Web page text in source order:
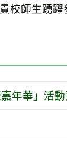
校師生踴躍
年華」活